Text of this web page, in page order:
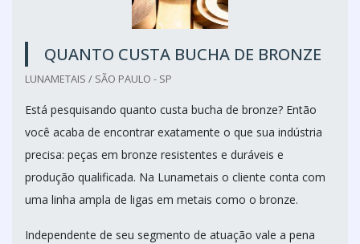
QUANTO CUSTA BUCHA DE BRONZE
LUNAMETAIS / SÃO PAULO - SP
Está pesquisando quanto custa bucha de bronze? Então
você acaba de encontrar exatamente o que sua indústria
precisa: peças em bronze resistentes e duráveis e
produção qualificada. Na Lunametais o cliente conta com
uma linha ampla de ligas em metais como o bronze.
Independente de seu segmento de atuação vale a pena